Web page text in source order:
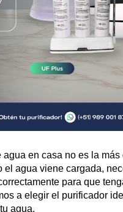
agua en casa no es la
el agua viene cargada,
para que
a elegir el purificador
agua.